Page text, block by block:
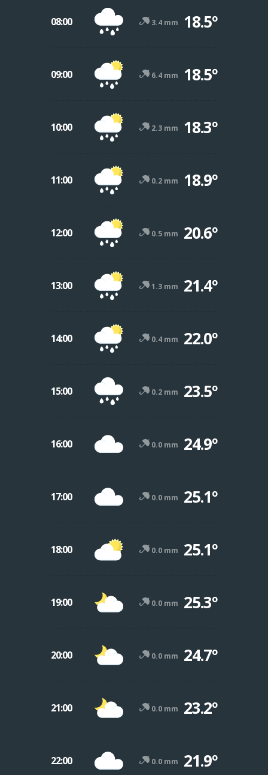
08:00 3.4 mm 18.5º
09:00 6.4 mm 18.5º
10:00 2.3 mm 18.3º
11:00 0.2 mm 18.9º
12:00 0.5 mm 20.6º
13:00 1.3 mm 21.4º
14:00 0.4 mm 22.0º
15:00 0.2 mm 23.5º
16:00 0.0 mm 24.9º
17:00 0.0 mm 25.1º
18:00 0.0 mm 25.1º
19:00 0.0 mm 25.3º
20:00 0.0 mm 24.7º
21:00 0.0 mm 23.2º
22:00 0.0 mm 21.9º